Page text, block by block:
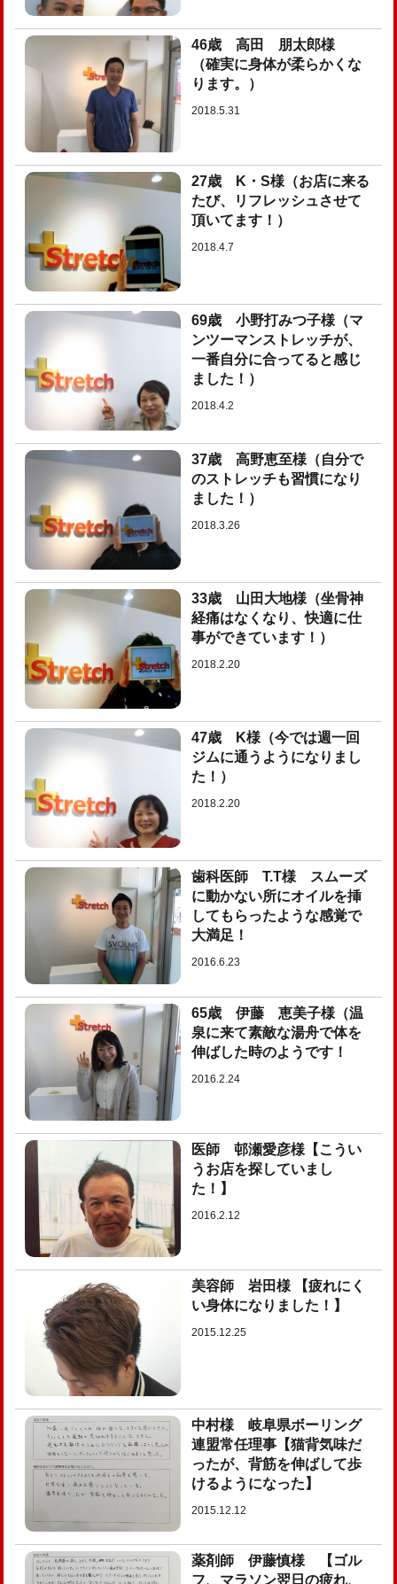
46歳 高田 朋太郎様
（確実に身体が柔らかくな
ります。）
2018.5.31
27歳 K・S様（お店に来る
たび、リフレッシュさせて
頂いてます！）
2018.4.7
69歳 小野打みつ子様（マ
ンツーマンストレッチが、
一番自分に合ってると感じ
ました！）
2018.4.2
37歳 高野恵至様（自分で
のストレッチも習慣になり
ました！）
2018.3.26
33歳 山田大地様（坐骨神
経痛はなくなり、快適に仕
事ができています！）
2018.2.20
47歳 K様（今では週一回
ジムに通うようになりまし
た！）
2018.2.20
歯科医師 T.T様 スムーズ
に動かない所にオイルを挿
してもらったような感覚で
大満足！
2016.6.23
65歳 伊藤 恵美子様（温
泉に来て素敵な湯舟で体を
伸ばした時のようです！
2016.2.24
医師 邨瀬愛彦様【こうい
うお店を探していまし
た！】
2016.2.12
美容師 岩田様 【疲れにく
い身体になりました！】
2015.12.25
中村様 岐阜県ボーリング
連盟常任理事【猫背気味だ
ったが、背筋を伸ばして歩
けるようになった】
2015.12.12
薬剤師 伊藤慎様 【ゴル
フ、マラソン翌日の疲れ、